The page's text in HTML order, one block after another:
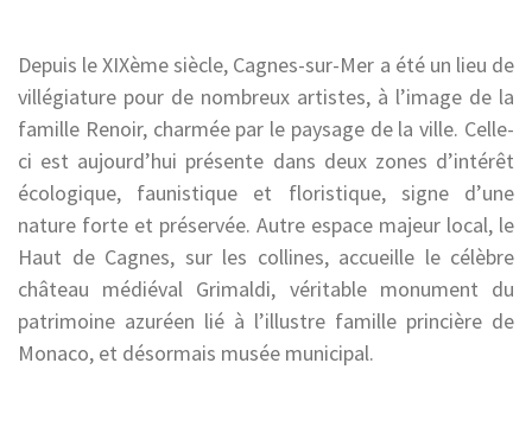
Depuis le XIXème siècle, Cagnes-sur-Mer a été un lieu de
villégiature pour de nombreux artistes, à l’image de la
famille Renoir, charmée par le paysage de la ville. Celle-
ci est aujourd’hui présente dans deux zones d’intérêt
écologique, faunistique et floristique, signe d’une
nature forte et préservée. Autre espace majeur local, le
Haut de Cagnes, sur les collines, accueille le célèbre
château médiéval Grimaldi, véritable monument du
patrimoine azuréen lié à l’illustre famille princière de
Monaco, et désormais musée municipal.